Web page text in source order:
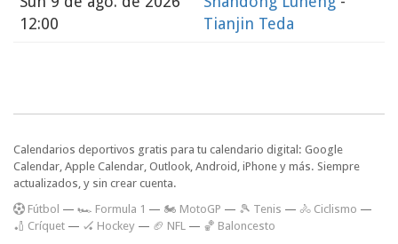
12:00
Tianjin Teda
Calendarios deportivos gratis para tu calendario digital: Google
Calendar, Apple Calendar, Outlook, Android, iPhone y más. Siempre
actualizados, y sin crear cuenta.
Fútbol — 🏎️ Formula 1 — 🏍 MotoGP — 🎾 Tenis — 🚴 Ciclismo —
🏏 Críquet — 🏑 Hockey — 🏈 NFL — 🏀 Baloncesto